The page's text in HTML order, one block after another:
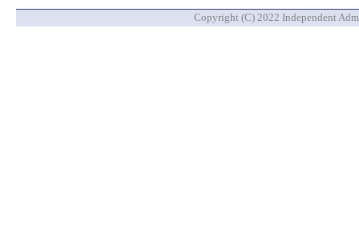
Copyright (C) 2022 Independent